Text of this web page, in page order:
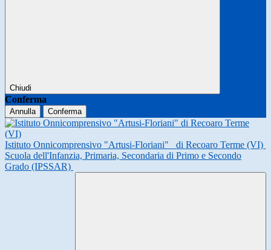
Chiudi
Conferma
Annulla Conferma
Istituto Onnicomprensivo "Artusi-Floriani"
di Recoaro Terme (VI)
Scuola dell'Infanzia, Primaria, Secondaria di Primo e Secondo
Grado (IPSSAR)